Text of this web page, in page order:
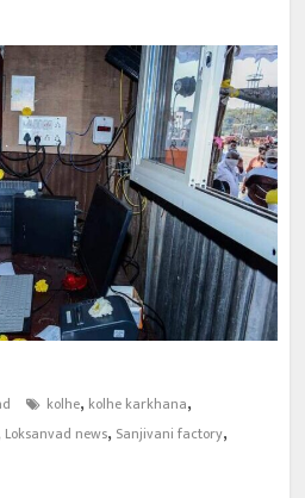
kolhe, kolhe karkhana,
Loksanvad news, Sanjivani factory,